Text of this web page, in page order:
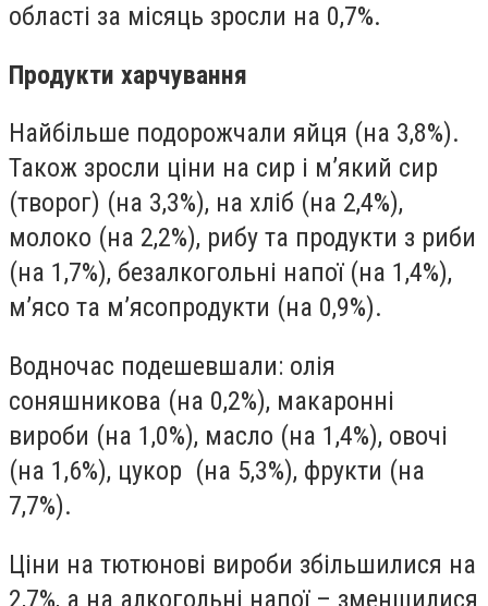
області за місяць зросли на 0,7%.
Продукти харчування
Найбільше подорожчали яйця (на 3,8%).
Також зросли ціни на сир і м’який сир
(творог) (на 3,3%), на хліб (на 2,4%),
молоко (на 2,2%), рибу та продукти з риби
(на 1,7%), безалкогольні напої (на 1,4%),
м’ясо та м’ясопродукти (на 0,9%).
Водночас подешевшали: олія
соняшникова (на 0,2%), макаронні
вироби (на 1,0%), масло (на 1,4%), овочі
(на 1,6%), цукор (на 5,3%), фрукти (на
7,7%).
Ціни на тютюнові вироби збільшилися на
2,7%, а на алкогольні напої – зменшилися